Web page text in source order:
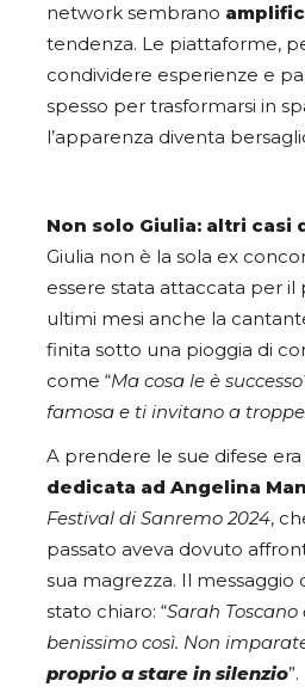
network sembrano
tendenza. Le piattaforme,
condividere esperienze e
spesso per trasformarsi in
l’apparenza diventa
Non solo Giulia: altri casi
Giulia non è la sola ex
essere stata attaccata per
ultimi mesi anche la
finita sotto una pioggia di
come “Ma cosa le è
famosa e ti invitano a
A prendere le sue difese
dedicata ad Angelina
Festival di Sanremo 2024,
passato aveva dovuto
sua magrezza. Il
stato chiaro: “Sarah
benissimo così. Non
proprio a stare in silenzio